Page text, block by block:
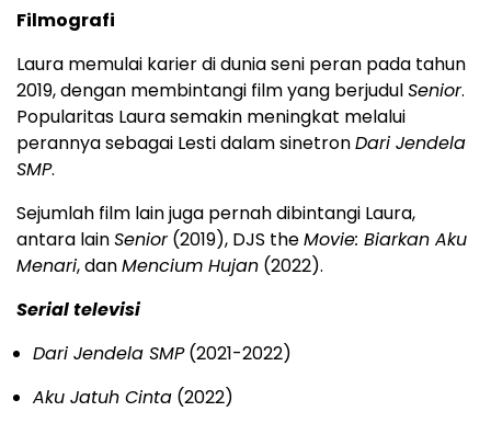
Filmografi
Laura memulai karier di dunia seni peran pada tahun
2019, dengan membintangi film yang berjudulSenior.
Popularitas Laura semakin meningkat melalui
perannya sebagai Lesti dalam sinetronDari Jendela
SMP.
Sejumlah film lain juga pernah dibintangi Laura,
antara lainSenior(2019), DJS theMovie: Biarkan Aku
Menari, danMencium Hujan (2022).
Serial televisi
Dari Jendela SMP(2021-2022)
Aku Jatuh Cinta (2022)